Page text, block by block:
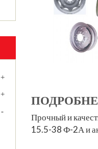
Прочный и
15.5-38 Ф-2А и